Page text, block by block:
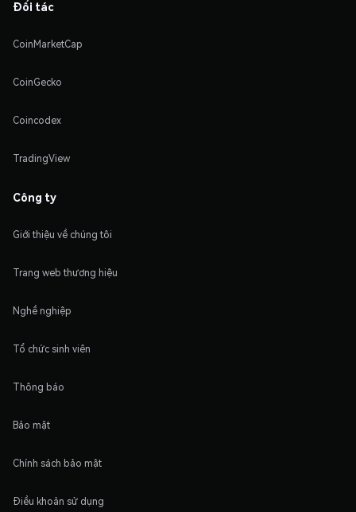
Đối tác
CoinMarketCap
CoinGecko
Coincodex
TradingView
Công ty
Giới thiệu về chúng tôi
Trang web thương hiệu
Nghề nghiệp
Tổ chức sinh viên
Thông báo
Bảo mật
Chính sách bảo mật
Điều khoản sử dụng